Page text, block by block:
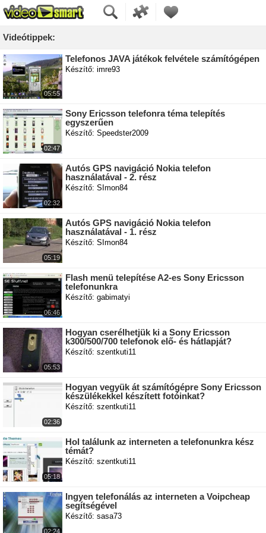
Videótippek:
05:55
Telefonos JAVA játékok felvétele számítógépen
Készítő: imre93
02:47
Sony Ericsson telefonra téma telepítés
egyszerűen
Készítő: Speedster2009
02:32
Autós GPS navigáció Nokia telefon
használatával - 2. rész
Készítő: SImon84
05:19
Autós GPS navigáció Nokia telefon
használatával - 1. rész
Készítő: SImon84
06:46
Flash menü telepítése A2-es Sony Ericsson
telefonunkra
Készítő: gabimatyi
05:53
Hogyan cserélhetjük ki a Sony Ericsson
k300/500/700 telefonok elő- és hátlapját?
Készítő: szentkuti11
02:36
Hogyan vegyük át számítógépre Sony Ericsson
készülékekkel készített fotóinkat?
Készítő: szentkuti11
05:18
Hol találunk az interneten a telefonunkra kész
témát?
Készítő: szentkuti11
02:24
Ingyen telefonálás az interneten a Voipcheap
segítségével
Készítő: sasa73